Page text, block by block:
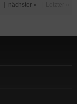
nächster »